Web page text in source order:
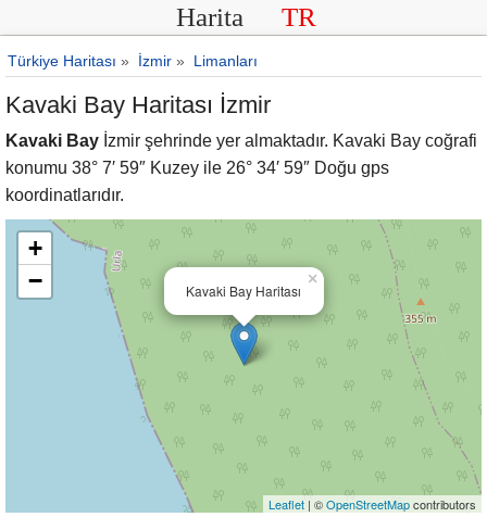
Harita TR
Türkiye Haritası » İzmir » Limanları
Kavaki Bay Haritası İzmir
Kavaki Bay İzmir şehrinde yer almaktadır. Kavaki Bay coğrafi
konumu 38° 7′ 59″ Kuzey ile 26° 34′ 59″ Doğu gps
koordinatlarıdır.
Kavaki Bay Haritası
×
+
−
Leaflet | ©OpenStreetMapcontributors